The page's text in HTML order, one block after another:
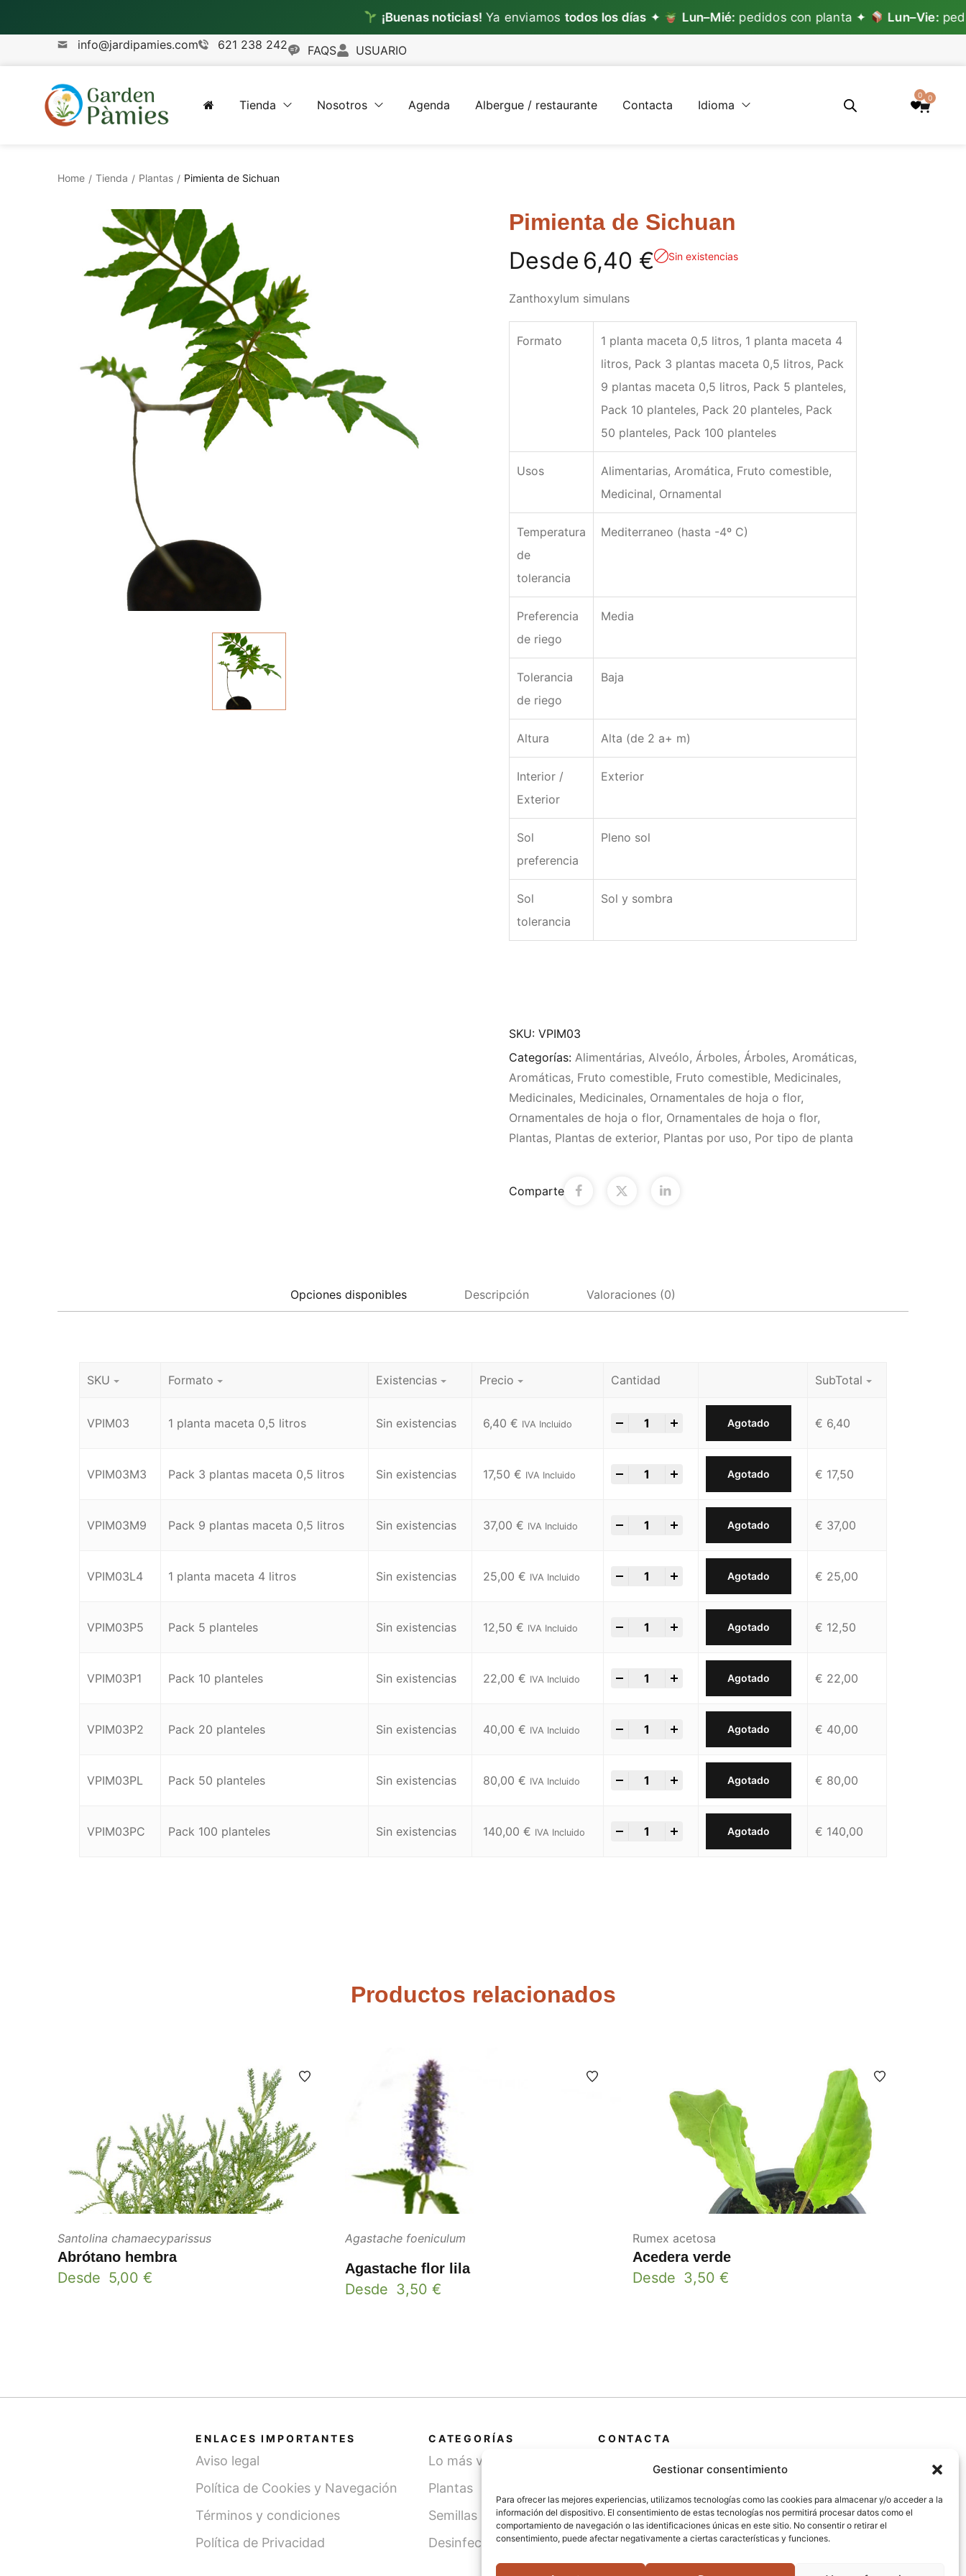
Gestionar consentimiento
Para ofrecer las mejores experiencias, utilizamos tecnologías como las cookies para almacenar y/o acceder a la
información del dispositivo. El consentimiento de estas tecnologías nos permitirá procesar datos como el
comportamiento de navegación o las identificaciones únicas en este sitio. No consentir o retirar el
consentimiento, puede afectar negativamente a ciertas características y funciones.
¡Buenas noticias!Ya enviamostodos los días ✦ Lun–Mié:pedidos con planta ✦ Lun–Vie:pedidos
info@jardipamies.com
621 238 242 FAQS USUARIO
Tienda Nosotros Agenda Albergue / restaurante Contacta Idioma
0 0
Home / Tienda / Plantas / Pimienta de Sichuan
Pimienta de Sichuan
Desde 6,40 € Sin existencias
Zanthoxylum simulans
Formato
1 planta maceta 0,5 litros, 1 planta maceta 4
litros, Pack 3 plantas maceta 0,5 litros, Pack
9 plantas maceta 0,5 litros, Pack 5 planteles,
Pack 10 planteles, Pack 20 planteles, Pack
50 planteles, Pack 100 planteles
Usos
Alimentarias, Aromática, Fruto comestible,
Medicinal, Ornamental
Temperatura
de
tolerancia
Mediterraneo (hasta -4º C)
Preferencia
de riego
Media
Tolerancia
de riego
Baja
Altura Alta (de 2 a+ m)
Interior /
Exterior
Exterior
Sol
preferencia
Pleno sol
Sol
tolerancia
Sol y sombra
SKU: VPIM03
Categorías: Alimentárias, Alveólo, Árboles, Árboles, Aromáticas,
Aromáticas, Fruto comestible, Fruto comestible, Medicinales,
Medicinales, Medicinales, Ornamentales de hoja o flor,
Ornamentales de hoja o flor, Ornamentales de hoja o flor,
Plantas, Plantas de exterior, Plantas por uso, Por tipo de planta
Comparte
Opciones disponibles Descripción Valoraciones (0)
SKU Formato Existencias Precio Cantidad SubTotal
VPIM03 1 planta maceta 0,5 litros Sin existencias 6,40 € IVA Incluido Agotado € 6,40
VPIM03M3 Pack 3 plantas maceta 0,5 litros Sin existencias 17,50 € IVA Incluido Agotado € 17,50
VPIM03M9 Pack 9 plantas maceta 0,5 litros Sin existencias 37,00 € IVA Incluido Agotado € 37,00
VPIM03L4 1 planta maceta 4 litros Sin existencias 25,00 € IVA Incluido Agotado € 25,00
VPIM03P5 Pack 5 planteles Sin existencias 12,50 € IVA Incluido Agotado € 12,50
VPIM03P1 Pack 10 planteles Sin existencias 22,00 € IVA Incluido Agotado € 22,00
VPIM03P2 Pack 20 planteles Sin existencias 40,00 € IVA Incluido Agotado € 40,00
VPIM03PL Pack 50 planteles Sin existencias 80,00 € IVA Incluido Agotado € 80,00
VPIM03PC Pack 100 planteles Sin existencias 140,00 € IVA Incluido
- Agotado € 140,00
Productos relacionados
Santolina chamaecyparissus
Abrótano hembra
Desde 5,00 €
Agastache foeniculum
Agastache flor lila
Desde 3,50 €
Rumex acetosa
Acedera verde
Desde 3,50 €
ENLACES IMPORTANTES
Aviso legal
Política de Cookies y Navegación
Términos y condiciones
Política de Privacidad
CATEGORÍAS
Lo más vendido
Plantas
Semillas
Desinfección de agua
CONTACTA
(Lérida)
info@jardipamies.com